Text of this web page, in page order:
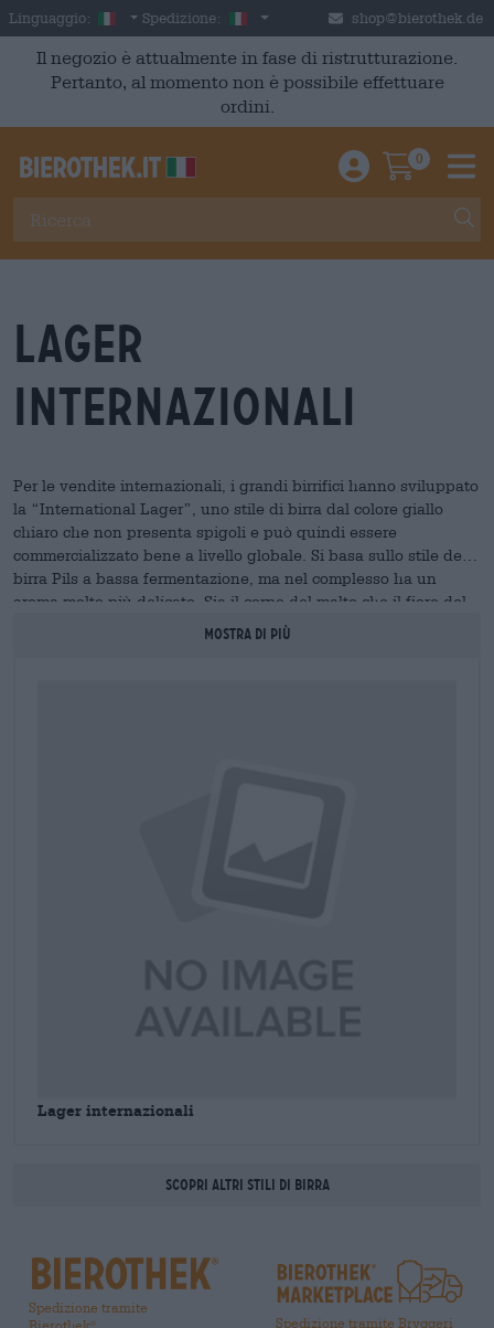
Skip to main content
Linguaggio: Italian
Spedizione: Italia shop@bierothek.de
Il negozio è attualmente in fase di ristrutturazione.
Pertanto, al momento non è possibile effettuare
ordini.
Einloggen /
0
lager
internazionali
Per le vendite internazionali, i grandi birrifici hanno sviluppato
la “International Lager”, uno stile di birra dal colore giallo
chiaro che non presenta spigoli e può quindi essere
commercializzato bene a livello globale. Si basa sullo stile della
birra Pils a bassa fermentazione, ma nel complesso ha un
aroma molto più delicato. Sia il corpo del malto che il fiore del
luppolo sono molto sottili e anche l'amarezza e la dolcezza
MOSTRA DI PIù
Lager internazionali
Scopri altri stili di birra
Spedizione tramite
Bierothek® Spedizione tramite Bryggeri